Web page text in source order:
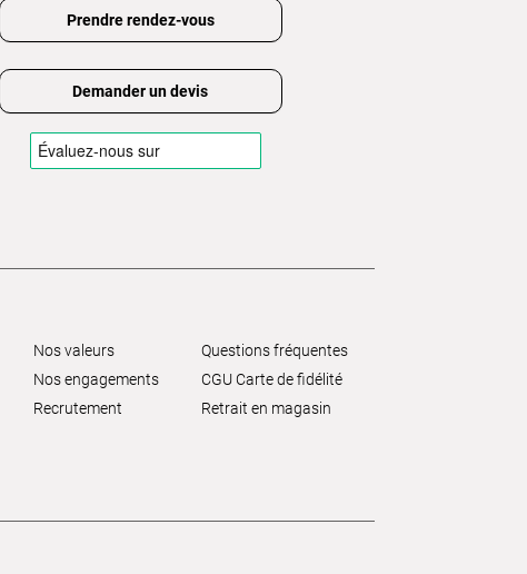
Prendre rendez-vous
Demander un devis
Nos valeurs
Nos engagements
Recrutement
Questions fréquentes
CGU Carte de fidélité
Retrait en magasin